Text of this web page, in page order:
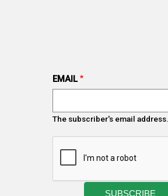
EMAIL
The subscriber's email address.